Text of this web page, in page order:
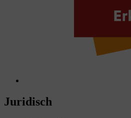
Juridisch